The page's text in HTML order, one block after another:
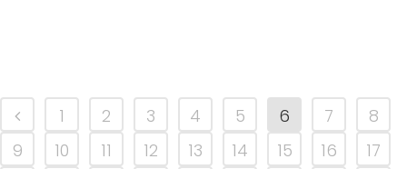
1 2 3 4 5 6 7
8
9
10 11 12 13 14 15 16 17